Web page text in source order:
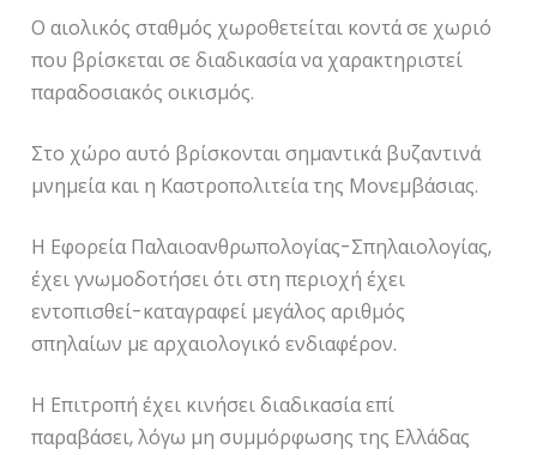
Ο αιολικός σταθμός χωροθετείται κοντά σε χωριό
που βρίσκεται σε διαδικασία να χαρακτηριστεί
παραδοσιακός οικισμός.
Στο χώρο αυτό βρίσκονται σημαντικά βυζαντινά
μνημεία και η Καστροπολιτεία της Μονεμβάσιας.
Η Εφορεία Παλαιοανθρωπολογίας-Σπηλαιολογίας,
έχει γνωμοδοτήσει ότι στη περιοχή έχει
εντοπισθεί-καταγραφεί μεγάλος αριθμός
σπηλαίων με αρχαιολογικό ενδιαφέρον.
Η Επιτροπή έχει κινήσει διαδικασία επί
παραβάσει, λόγω μη συμμόρφωσης της Ελλάδας